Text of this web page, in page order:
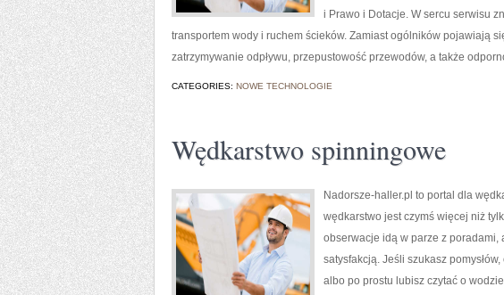
i Prawo i Dotacje. W sercu serwisu
transportem wody i ruchem ścieków. Zamiast ogólników pojawiają
zatrzymywanie odpływu, przepustowość przewodów, a także
CATEGORIES: NOWE TECHNOLOGIE
Wędkarstwo spinningowe
Nadorsze-haller.pl to portal dla
wędkarstwo jest czymś więcej niż
obserwacje idą w parze z poradami,
satysfakcją. Jeśli szukasz
albo po prostu lubisz czytać o